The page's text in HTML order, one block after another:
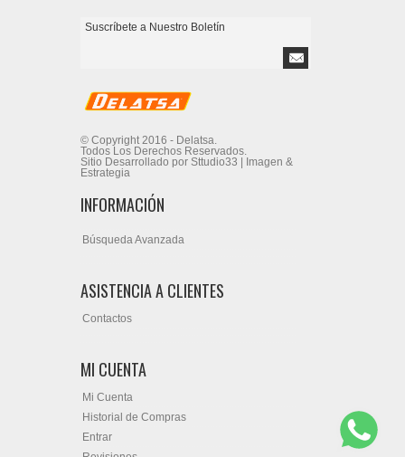
© Copyright 2016 - Delatsa.
Todos Los Derechos Reservados.
Sitio Desarrollado por Sttudio33 | Imagen &
Estrategia
INFORMACIÓN
Búsqueda Avanzada
ASISTENCIA A CLIENTES
Contactos
MI CUENTA
Mi Cuenta
Historial de Compras
Entrar